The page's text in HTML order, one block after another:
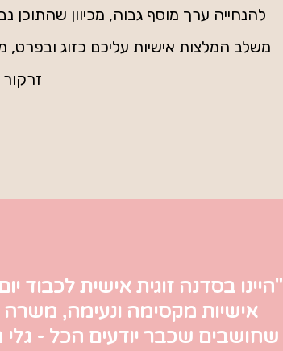
להנחייה ערך מוסף גבוה, מכיוון שהתוכן
משלב המלצות אישיות עליכם כזוג
"היינו בסדנה זוגית אישית לכבוד
אישיות מקסימה ונעימה,
שחושבים שכבר יודעים הכל - גלי